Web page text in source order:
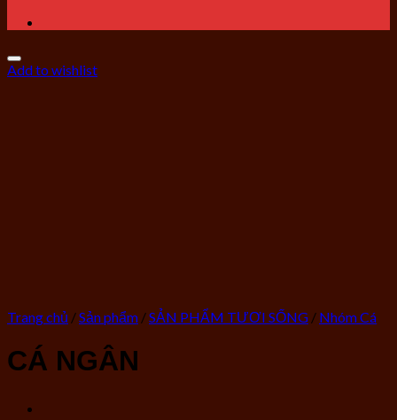
Add to wishlist
Trang chủ /Sản phẩm /SẢN PHẨM TƯƠI SỐNG / Nhóm Cá
CÁ NGÂN